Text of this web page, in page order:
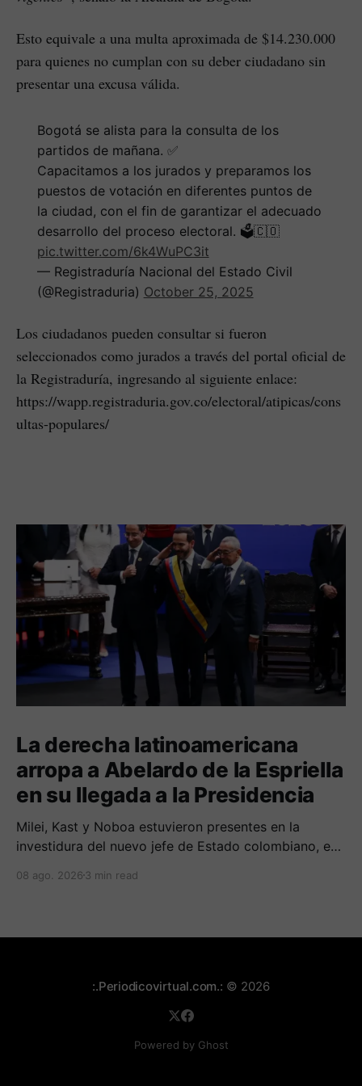
Esto equivale a una multa aproximada de $14.230.000
para quienes no cumplan con su deber ciudadano sin
presentar una excusa válida.
Bogotá se alista para la consulta de los
partidos de mañana. ✅
Capacitamos a los jurados y preparamos los
puestos de votación en diferentes puntos de
la ciudad, con el fin de garantizar el adecuado
desarrollo del proceso electoral. 🗳️🇨🇴
pic.twitter.com/6k4WuPC3it
— Registraduría Nacional del Estado Civil
(@Registraduria) October 25, 2025
Los ciudadanos pueden consultar si fueron
seleccionados como jurados a través del portal oficial de
la Registraduría, ingresando al siguiente enlace:
https://wapp.registraduria.gov.co/electoral/atipicas/cons
ultas-populares/
La derecha latinoamericana
arropa a Abelardo de la Espriella
en su llegada a la Presidencia
Milei, Kast y Noboa estuvieron presentes en la
investidura del nuevo jefe de Estado colombiano, en
mensajes de acercamiento regional.
08 ago. 2026 3 min read
:.Periodicovirtual.com.: © 2026
Powered by Ghost